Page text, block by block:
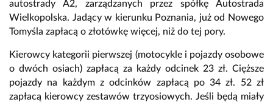
autostrady A2, zarządzanych przez spółkę Autostrada
Wielkopolska. Jadący w kierunku Poznania, już od Nowego
Tomyśla zapłacą o złotówkę więcej, niż do tej pory.
Kierowcy kategorii pierwszej (motocykle i pojazdy osobowe
o dwóch osiach) zapłacą za każdy odcinek 23 zł. Cięższe
pojazdy na każdym z odcinków zapłacą po 34 zł. 52 zł
zapłacą kierowcy zestawów trzyosiowych. Jeśli będą miały